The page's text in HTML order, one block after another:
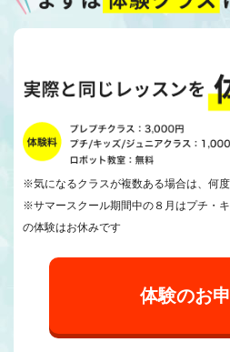
※気になるクラスが複数ある場合は、何度
※サマースクール期間中の８月はプチ・
の体験はお休みです
体験のお